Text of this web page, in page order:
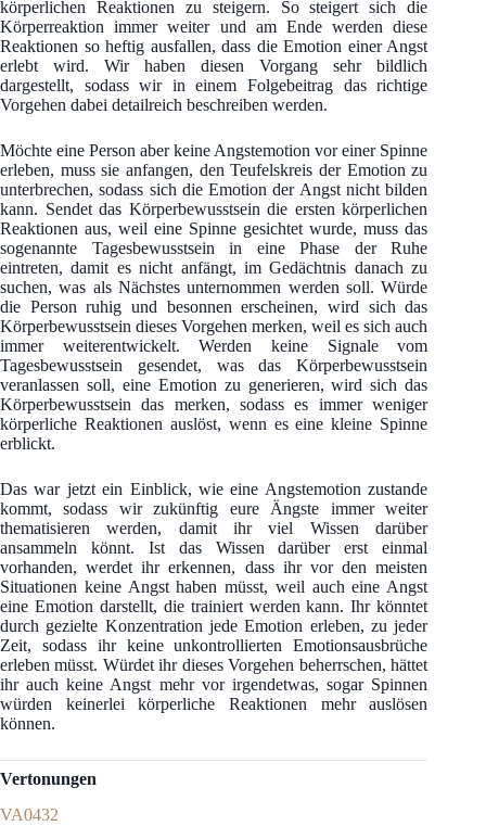
körperlichen Reaktionen zu steigern. So steigert sich die
Körperreaktion immer weiter und am Ende werden diese
Reaktionen so heftig ausfallen, dass die Emotion einer Angst
erlebt wird. Wir haben diesen Vorgang sehr bildlich
dargestellt, sodass wir in einem Folgebeitrag das richtige
Vorgehen dabei detailreich beschreiben werden.
Möchte eine Person aber keine Angstemotion vor einer Spinne
erleben, muss sie anfangen, den Teufelskreis der Emotion zu
unterbrechen, sodass sich die Emotion der Angst nicht bilden
kann. Sendet das Körperbewusstsein die ersten körperlichen
Reaktionen aus, weil eine Spinne gesichtet wurde, muss das
sogenannte Tagesbewusstsein in eine Phase der Ruhe
eintreten, damit es nicht anfängt, im Gedächtnis danach zu
suchen, was als Nächstes unternommen werden soll. Würde
die Person ruhig und besonnen erscheinen, wird sich das
Körperbewusstsein dieses Vorgehen merken, weil es sich auch
immer weiterentwickelt. Werden keine Signale vom
Tagesbewusstsein gesendet, was das Körperbewusstsein
veranlassen soll, eine Emotion zu generieren, wird sich das
Körperbewusstsein das merken, sodass es immer weniger
körperliche Reaktionen auslöst, wenn es eine kleine Spinne
erblickt.
Das war jetzt ein Einblick, wie eine Angstemotion zustande
kommt, sodass wir zukünftig eure Ängste immer weiter
thematisieren werden, damit ihr viel Wissen darüber
ansammeln könnt. Ist das Wissen darüber erst einmal
vorhanden, werdet ihr erkennen, dass ihr vor den meisten
Situationen keine Angst haben müsst, weil auch eine Angst
eine Emotion darstellt, die trainiert werden kann. Ihr könntet
durch gezielte Konzentration jede Emotion erleben, zu jeder
Zeit, sodass ihr keine unkontrollierten Emotionsausbrüche
erleben müsst. Würdet ihr dieses Vorgehen beherrschen, hättet
ihr auch keine Angst mehr vor irgendetwas, sogar Spinnen
würden keinerlei körperliche Reaktionen mehr auslösen
können.
Vertonungen
VA0432